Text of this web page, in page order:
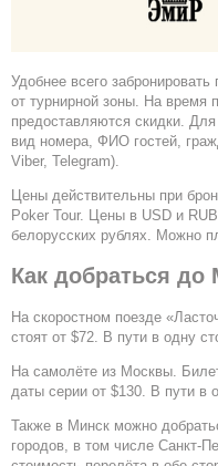
Удобнее всего
от турнирной зоны. На время
предоставляются скидки.
вид номера, ФИО гостей,
Viber, Telegram).
Цены действительны при
Poker Tour. Цены в USD и
белорусских рублях. Можно
Как добраться до
На скоростном поезде
стоят от $72. В пути в одну
На самолёте из Москвы.
даты серии от $130. В пути в
Также в Минск можно
городов, в том числе Санкт-